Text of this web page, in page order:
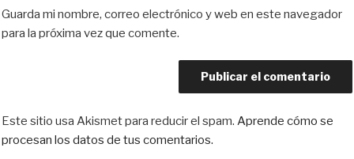
Guarda mi nombre, correo electrónico y web en este navegador
para la próxima vez que comente.
Este sitio usa Akismet para reducir el spam. Aprende cómo se
procesan los datos de tus comentarios.